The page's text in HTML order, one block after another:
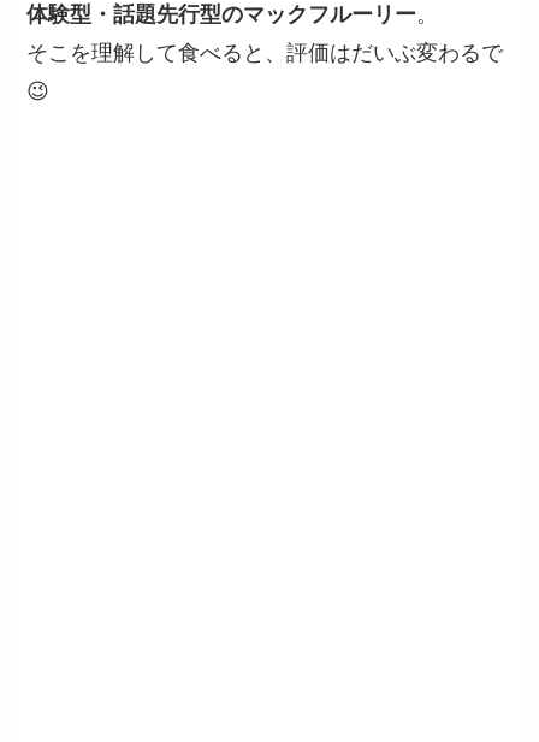
体験型・話題先行型のマックフルーリー。
そこを理解して食べると、評価はだいぶ変わるで
😉